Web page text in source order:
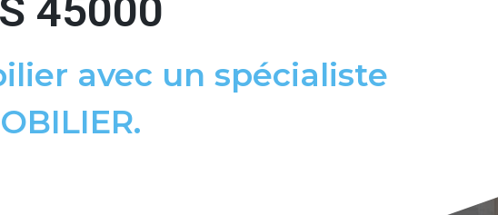
45000
avec un spécialiste